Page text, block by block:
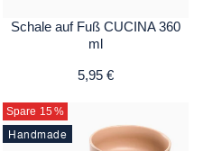
Schale auf Fuß CUCINA 360
ml
5,95 €
Spare 15 %
Handmade